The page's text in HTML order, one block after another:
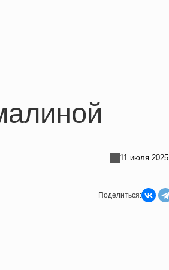
11 июля 2025
Поделиться: